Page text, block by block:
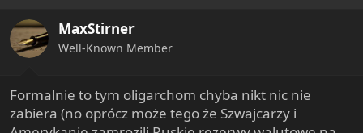
a
r
t
y
MaxStirner
Well-Known Member
Formalnie to tym oligarchom chyba nikt nic nie
zabiera (no oprócz może tego że Szwajcarzy i